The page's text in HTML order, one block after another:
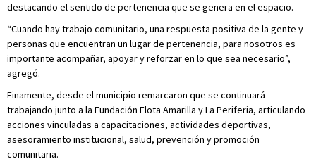
destacando el sentido de pertenencia que se genera en el espacio.
“Cuando hay trabajo comunitario, una respuesta positiva de la gente y
personas que encuentran un lugar de pertenencia, para nosotros es
importante acompañar, apoyar y reforzar en lo que sea necesario”,
agregó.
Finamente, desde el municipio remarcaron que se continuará
trabajando junto a la Fundación Flota Amarilla y La Periferia, articulando
acciones vinculadas a capacitaciones, actividades deportivas,
asesoramiento institucional, salud, prevención y promoción
comunitaria.